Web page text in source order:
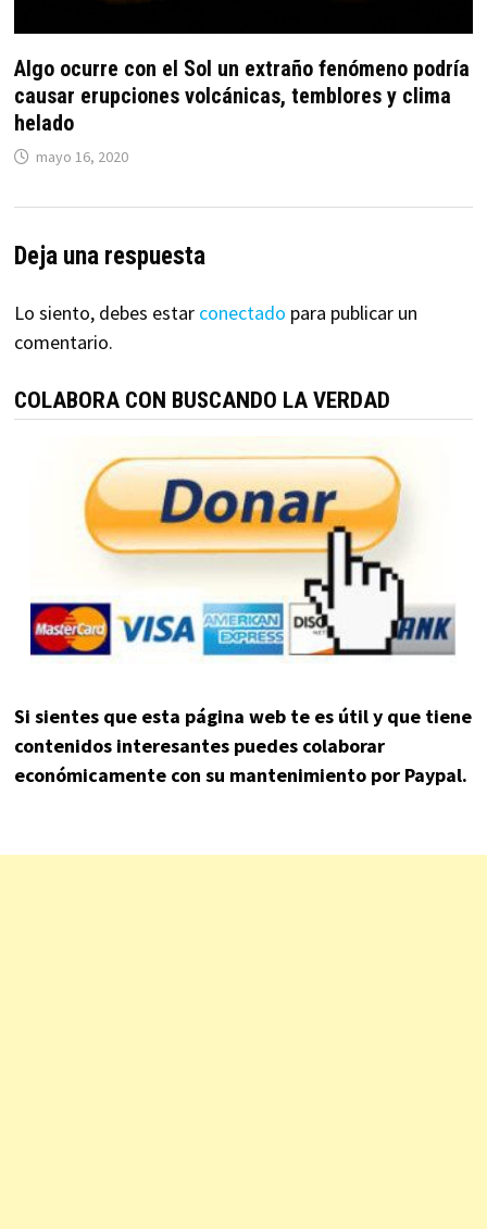
Algo ocurre con el Sol un extraño fenómeno podría
causar erupciones volcánicas, temblores y clima
helado
mayo 16, 2020
Deja una respuesta
Lo siento, debes estar conectado para publicar un
comentario.
COLABORA CON BUSCANDO LA VERDAD
Si sientes que esta página web te es útil y que tiene
contenidos interesantes puedes colaborar
económicamente con su mantenimiento por Paypal.